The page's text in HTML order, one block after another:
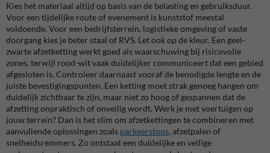
Kies het materiaal altijd op basis van de belasting en gebruiksduur.
Voor een tijdelijke route of evenement is kunststof meestal
voldoende. Voor een bedrijfsterrein, logistieke omgeving of vaste
doorgang kies je beter staal of RVS. Let ook op de kleur. Een geel-
zwarte afzetketting werkt goed als waarschuwing bij risicovolle
zones, terwijl rood-wit vaak duidelijker communiceert dat een gebied
afgesloten is. Controleer daarnaast vooraf de benodigde lengte en de
juiste bevestigingspunten. Een ketting moet strak genoeg hangen om
duidelijk zichtbaar te zijn, maar niet zo hoog of gespannen dat de
afzetting onpraktisch of onveilig wordt. Werk je met voertuigen op
jouw terrein? Dan is het slim om afzetkettingen te combineren met
aanvullende oplossingen zoals parkeerstops, afzetpalen of
snelheidsremmers. Zo ontstaat een duidelijke en veilige